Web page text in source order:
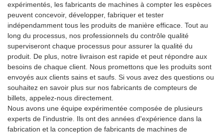
expérimentés, les fabricants de machines à compter les espèces
peuvent concevoir, développer, fabriquer et tester
indépendamment tous les produits de manière efficace. Tout au
long du processus, nos professionnels du contrôle qualité
superviseront chaque processus pour assurer la qualité du
produit. De plus, notre livraison est rapide et peut répondre aux
besoins de chaque client. Nous promettons que les produits sont
envoyés aux clients sains et saufs. Si vous avez des questions ou
souhaitez en savoir plus sur nos fabricants de compteurs de
billets, appelez-nous directement.
Nous avons une équipe expérimentée composée de plusieurs
experts de l'industrie. Ils ont des années d'expérience dans la
fabrication et la conception de fabricants de machines de